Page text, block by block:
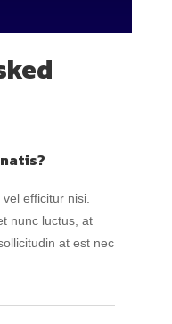
efficitur nisi.
nunc luctus, at
at est nec